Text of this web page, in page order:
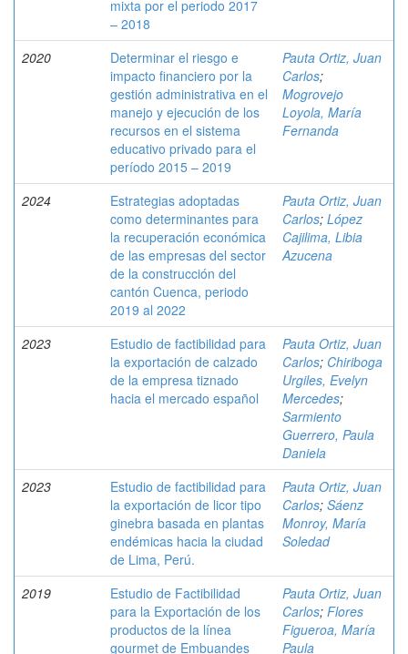
mixta por el periodo 2017
– 2018
2020
Determinar el riesgo e
impacto financiero por la
gestión administrativa en el
manejo y ejecución de los
recursos en el sistema
educativo privado para el
período 2015 – 2019
Pauta Ortiz, Juan
Carlos;
Mogrovejo
Loyola, María
Fernanda
2024
Estrategias adoptadas
como determinantes para
la recuperación económica
de las empresas del sector
de la construcción del
cantón Cuenca, periodo
2019 al 2022
Pauta Ortiz, Juan
Carlos; López
Cajilima, Libia
Azucena
2023
Estudio de factibilidad para
la exportación de calzado
de la empresa tiznado
hacia el mercado español
Pauta Ortiz, Juan
Carlos; Chiriboga
Urgiles, Evelyn
Mercedes;
Sarmiento
Guerrero, Paula
Daniela
2023
Estudio de factibilidad para
la exportación de licor tipo
ginebra basada en plantas
endémicas hacia la ciudad
de Lima, Perú.
Pauta Ortiz, Juan
Carlos; Sáenz
Monroy, María
Soledad
2019
Estudio de Factibilidad
para la Exportación de los
productos de la línea
gourmet de Embuandes
Pauta Ortiz, Juan
Carlos; Flores
Figueroa, María
Paula